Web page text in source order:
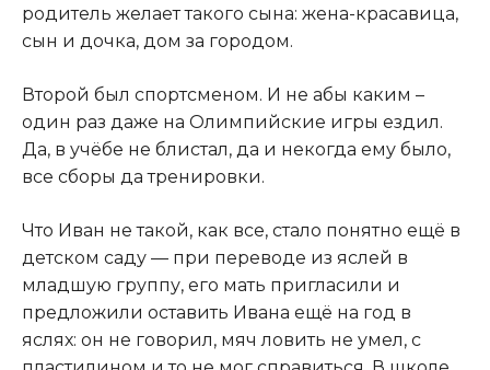
родитель желает такого сына: жена-красавица,
сын и дочка, дом за городом.​
​Второй был спортсменом. И не абы каким –
один раз даже на Олимпийские игры ездил.
Да, в учёбе не блистал, да и некогда ему было,
все сборы да тренировки.​
​Что Иван не такой, как все, стало понятно ещё в
детском саду — при переводе из яслей в
младшую группу, его мать пригласили и
предложили оставить Ивана ещё на год в
яслях: он не говорил, мяч ловить не умел, с